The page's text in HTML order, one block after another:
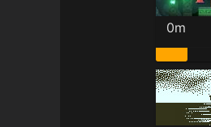
0m